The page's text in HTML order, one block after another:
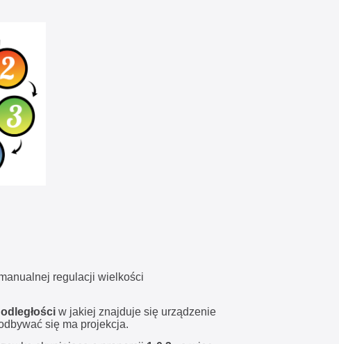
regulacji wielkości
w jakiej znajduje się urządzenie
się ma projekcja.